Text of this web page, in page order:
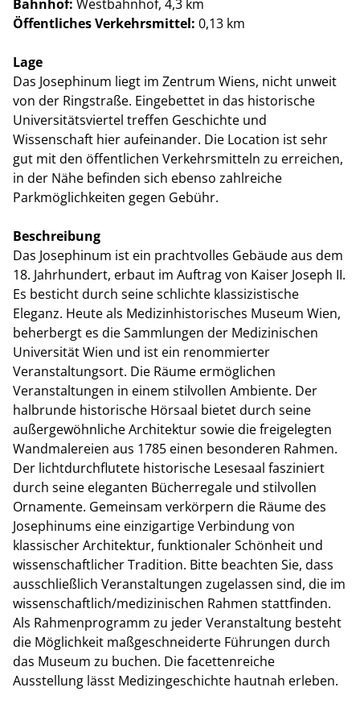
Bahnhof: Westbahnhof, 4,3 km
Öffentliches Verkehrsmittel: 0,13 km
Lage
Das Josephinum liegt im Zentrum Wiens, nicht unweit
von der Ringstraße. Eingebettet in das historische
Universitätsviertel treffen Geschichte und
Wissenschaft hier aufeinander. Die Location ist sehr
gut mit den öffentlichen Verkehrsmitteln zu erreichen,
in der Nähe befinden sich ebenso zahlreiche
Parkmöglichkeiten gegen Gebühr.
Beschreibung
Das Josephinum ist ein prachtvolles Gebäude aus dem
18. Jahrhundert, erbaut im Auftrag von Kaiser Joseph II.
Es besticht durch seine schlichte klassizistische
Eleganz. Heute als Medizinhistorisches Museum Wien,
beherbergt es die Sammlungen der Medizinischen
Universität Wien und ist ein renommierter
Veranstaltungsort. Die Räume ermöglichen
Veranstaltungen in einem stilvollen Ambiente. Der
halbrunde historische Hörsaal bietet durch seine
außergewöhnliche Architektur sowie die freigelegten
Wandmalereien aus 1785 einen besonderen Rahmen.
Der lichtdurchflutete historische Lesesaal fasziniert
durch seine eleganten Bücherregale und stilvollen
Ornamente. Gemeinsam verkörpern die Räume des
Josephinums eine einzigartige Verbindung von
klassischer Architektur, funktionaler Schönheit und
wissenschaftlicher Tradition. Bitte beachten Sie, dass
ausschließlich Veranstaltungen zugelassen sind, die im
wissenschaftlich/medizinischen Rahmen stattfinden.
Als Rahmenprogramm zu jeder Veranstaltung besteht
die Möglichkeit maßgeschneiderte Führungen durch
das Museum zu buchen. Die facettenreiche
Ausstellung lässt Medizingeschichte hautnah erleben.